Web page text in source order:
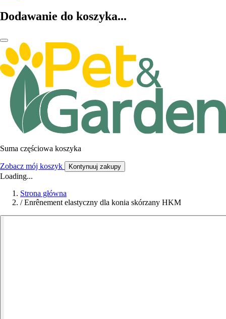
Dodawanie do koszyka...
Suma częściowa koszyka
Zobacz mój koszyk Kontynuuj zakupy
Loading...
Strona główna
/ Enrênement elastyczny dla konia skórzany HKM